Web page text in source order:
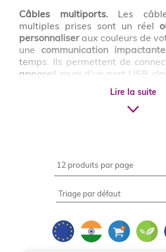
Câbles multiports. Les
multiples prises sont un réel
personnaliseraux couleurs de
une communication impactante
temps. Ils permettent de
appareil muni d’un port USB
à d’autres appareils, dotés d’un
ou
marque Apple, pour vos
parfaitement à lacommunication
couleurs et votre logo les
utilisés quotidiennement et
opérations de street marking
votre marque. Offerts à vos
Lire la suite